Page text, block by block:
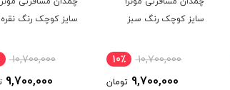
سایز کوچک رنگ سبز
10,700,000 10٪
9,700,000 تومان
سایز کوچک رنگ نقره
10,700,000
9,700,000